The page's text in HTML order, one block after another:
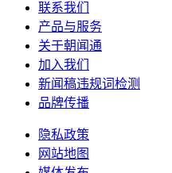
联系我们
产品与服务
关于朝闻通
加入我们
新闻稿违规词检测
品牌传播
隐私政策
网站地图